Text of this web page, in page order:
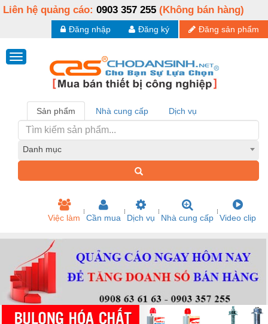
Liên hệ quảng cáo: 0903 357 255 (Không bán hàng)
Đăng sản phẩm
Đăng ký
Đăng nhập
Sản phẩm Nhà cung cấp Dịch vụ
Danh mục
Việc làm Cần mua Dịch vụ Nhà cung cấp Video clip